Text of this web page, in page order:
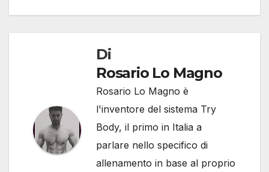
Di
Rosario Lo Magno
Rosario Lo Magno è
l'inventore del sistema Try
Body, il primo in Italia a
parlare nello specifico di
allenamento in base al proprio